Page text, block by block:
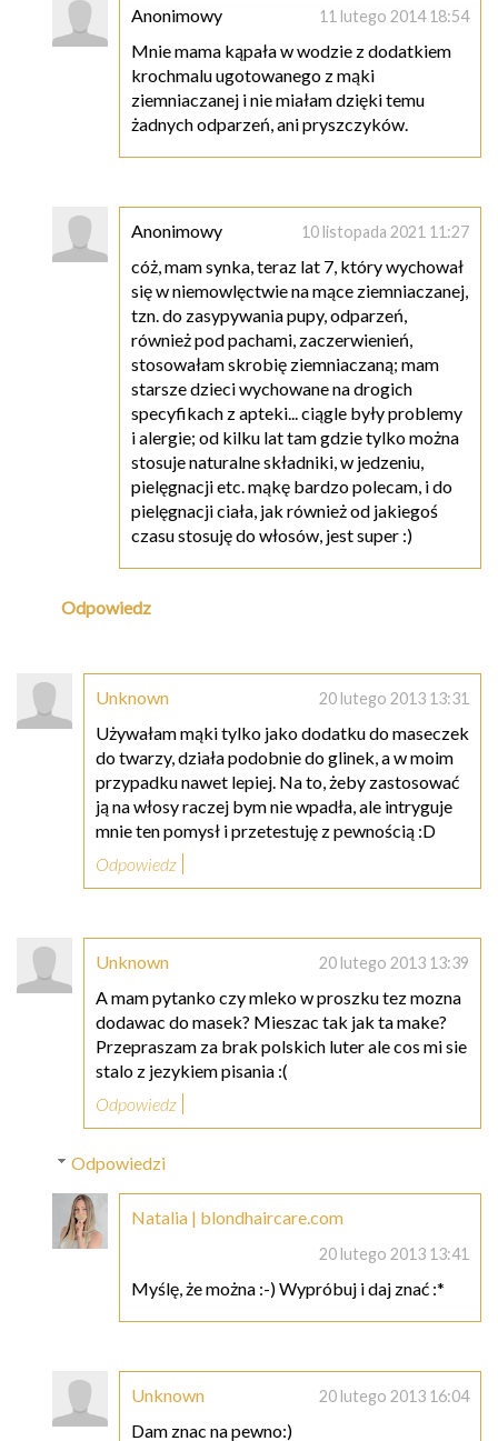
Anonimowy 11 lutego 2014 18:54
Mnie mama kąpała w wodzie z dodatkiem
krochmalu ugotowanego z mąki
ziemniaczanej i nie miałam dzięki temu
żadnych odparzeń, ani pryszczyków.
Anonimowy 10 listopada 2021 11:27
cóż, mam synka, teraz lat 7, który wychował
się w niemowlęctwie na mące ziemniaczanej,
tzn. do zasypywania pupy, odparzeń,
również pod pachami, zaczerwienień,
stosowałam skrobię ziemniaczaną; mam
starsze dzieci wychowane na drogich
specyfikach z apteki... ciągle były problemy
i alergie; od kilku lat tam gdzie tylko można
stosuje naturalne składniki, w jedzeniu,
pielęgnacji etc. mąkę bardzo polecam, i do
pielęgnacji ciała, jak również od jakiegoś
czasu stosuję do włosów, jest super :)
Odpowiedz
Unknown 20 lutego 2013 13:31
Używałam mąki tylko jako dodatku do maseczek
do twarzy, działa podobnie do glinek, a w moim
przypadku nawet lepiej. Na to, żeby zastosować
ją na włosy raczej bym nie wpadła, ale intryguje
mnie ten pomysł i przetestuję z pewnością :D
Odpowiedz
Unknown 20 lutego 2013 13:39
A mam pytanko czy mleko w proszku tez mozna
dodawac do masek? Mieszac tak jak ta make?
Przepraszam za brak polskich luter ale cos mi sie
stalo z jezykiem pisania :(
Odpowiedz
Odpowiedzi
Natalia | blondhaircare.com
20 lutego 2013 13:41
Myślę, że można :-) Wypróbuj i daj znać :*
Unknown 20 lutego 2013 16:04
Dam znac na pewno:)